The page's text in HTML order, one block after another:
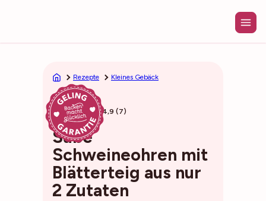
Rezepte Kleines Gebäck
35min 4,9 (7)
Süße
Schweineohren mit
Blätterteig aus nur
2 Zutaten